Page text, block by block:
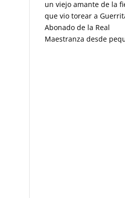
un viejo amante de la
que vio torear a
Abonado de la Real
Maestranza desde